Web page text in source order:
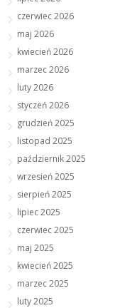
czerwiec 2026
maj 2026
kwiecień 2026
marzec 2026
luty 2026
styczeń 2026
grudzień 2025
listopad 2025
październik 2025
wrzesień 2025
sierpień 2025
lipiec 2025
czerwiec 2025
maj 2025
kwiecień 2025
marzec 2025
luty 2025